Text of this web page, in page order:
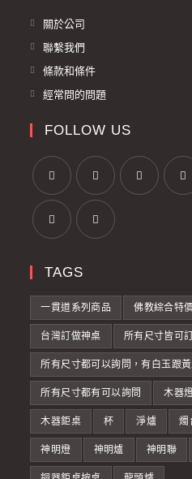
關於公司
聯繫我們
條款和條件
經常問的問題
FOLLOW US
TAGS
一貫道系列商品 佛教綜合特
台灣訂做神桌 所有尺寸皆可
所有尺寸都可以詢問，有白玉跟黃
所有尺寸都有可以詢問 木器
木器鉅桌 杯 淨爐 燭
神明燈 神明爐 神明聯